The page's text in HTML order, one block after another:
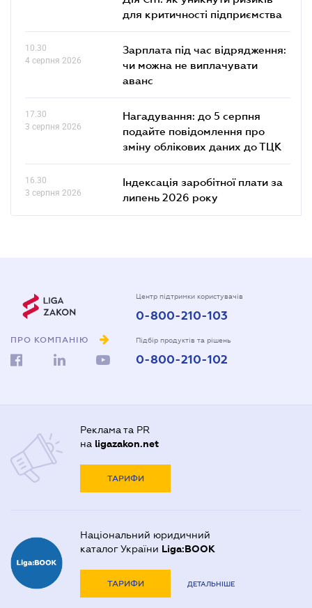
для критичності підприємства
10.30
4 серпня 2026
Зарплата під час відрядження:
чи можна не виплачувати
аванс
17.30
3 серпня 2026
Нагадування: до 5 серпня
подайте повідомлення про
зміну облікових даних до ТЦК
16.30
3 серпня 2026
Індексація заробітної плати за
липень 2026 року
ПРО КОМПАНІЮ
Центр підтримки користувачів
0-800-210-103
Підбір продуктів та рішень
0-800-210-102
Реклама та PR
на ligazakon.net
ТАРИФИ
Національний юридичний
каталог України Liga:BOOK
ТАРИФИ ДЕТАЛЬНІШЕ